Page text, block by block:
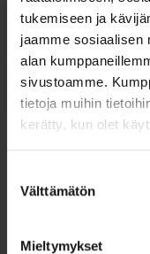
tukemiseen ja
jaamme sosiaalisen
alan
sivustoamme.
tietoja muihin
kerätty, kun olet
valinta
Välttämätön
Mieltymykset
Tutustu